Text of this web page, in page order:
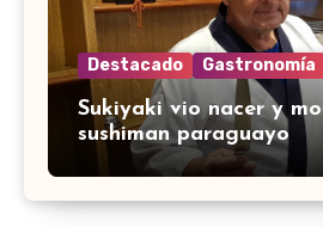
Destacado Gastronomía
Sukiyaki vio nacer y
sushiman paraguayo